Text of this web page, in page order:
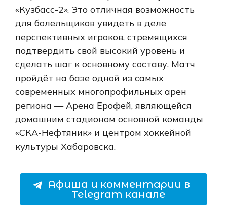
«Кузбасс-2». Это отличная возможность
для болельщиков увидеть в деле
перспективных игроков, стремящихся
подтвердить свой высокий уровень и
сделать шаг к основному составу. Матч
пройдёт на базе одной из самых
современных многопрофильных арен
региона — Арена Ерофей, являющейся
домашним стадионом основной команды
«СКА-Нефтяник» и центром хоккейной
культуры Хабаровска.
Афиша и комментарии в
Telegram канале